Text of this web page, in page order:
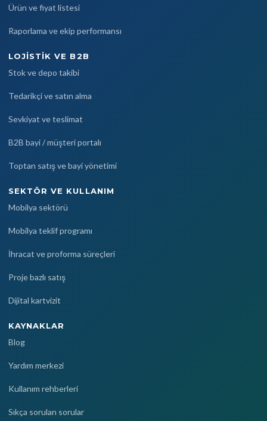
Ürün ve fiyat listesi
Raporlama ve ekip performansı
LOJISTIK VE B2B
Stok ve depo takibi
Tedarikçi ve satın alma
Sevkiyat ve teslimat
B2B bayi / müşteri portalı
Toptan satış ve bayi yönetimi
SEKTÖR VE KULLANIM
Mobilya sektörü
Mobilya teklif programı
İhracat ve proforma süreçleri
Proje bazlı satış
Dijital kartvizit
KAYNAKLAR
Blog
Yardım merkezi
Kullanım rehberleri
Sıkça sorulan sorular